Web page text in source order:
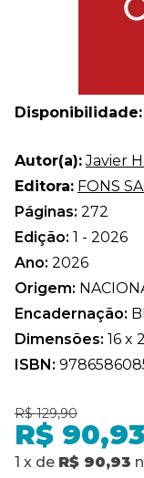
Disponibilidade:
Autor(a): Javier
Editora: FONS
Páginas: 272
Edição: 1 - 2026
Ano: 2026
Origem:
Encadernação:
Dimensões: 16 x
ISBN:
R$ 129,90
R$ 90,93
1 x de R$ 90,93